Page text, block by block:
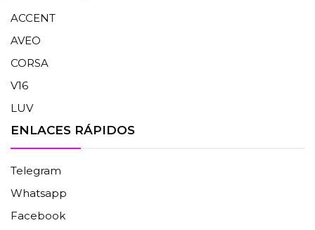
ACCENT
AVEO
CORSA
V16
LUV
ENLACES RÁPIDOS
Telegram
Whatsapp
Facebook